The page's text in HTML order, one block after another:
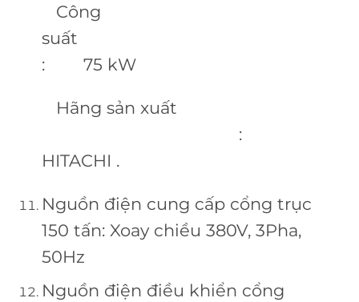
Công
suất
: 75 kW
Hãng sản xuất
:
HITACHI .
Nguồn điện cung cấp cổng trục
150 tấn: Xoay chiều 380V, 3Pha,
50Hz
Nguồn điện điều khiển cổng